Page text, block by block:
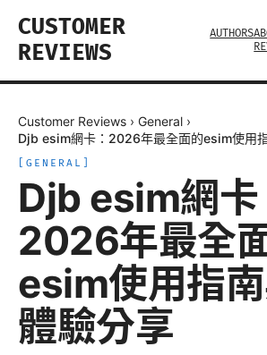
CUSTOMER
REVIEWS
AUTHORS
Customer Reviews › General ›
Djb esim網卡：2026年最全面的esim使用
GENERAL
Djb esim網卡
2026年最全
esim使用指
體驗分享